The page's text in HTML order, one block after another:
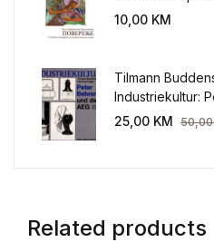
sveta
10,00 KM
Tilmann
Industriekultur:
AEG 1907-1914.
25,00 KM
Related products